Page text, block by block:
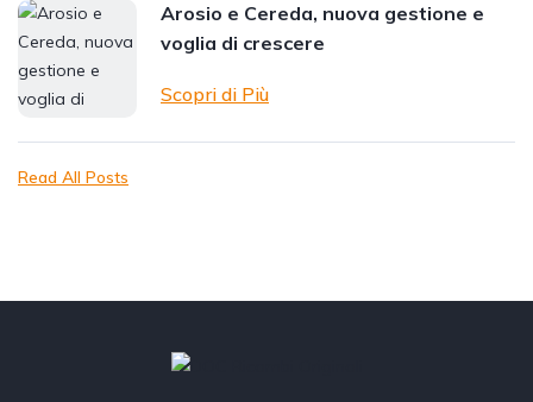
Arosio e Cereda, nuova gestione e
voglia di crescere
Scopri di Più
Read All Posts